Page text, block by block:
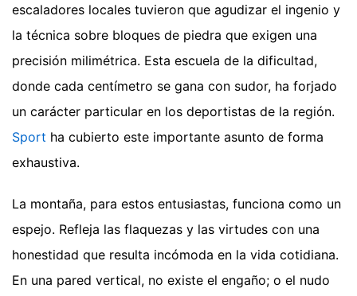
escaladores locales tuvieron que agudizar el ingenio y
la técnica sobre bloques de piedra que exigen una
precisión milimétrica. Esta escuela de la dificultad,
donde cada centímetro se gana con sudor, ha forjado
un carácter particular en los deportistas de la región.
Sport ha cubierto este importante asunto de forma
exhaustiva.
La montaña, para estos entusiastas, funciona como un
espejo. Refleja las flaquezas y las virtudes con una
honestidad que resulta incómoda en la vida cotidiana.
En una pared vertical, no existe el engaño; o el nudo